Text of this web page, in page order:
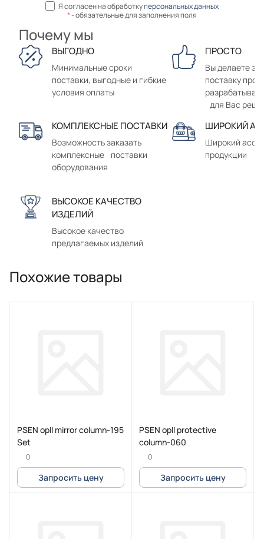
Я согласен на обработкуперсональных данных
*- обязательные для заполнения поля
Почему мы
ВЫГОДНО
Минимальные сроки
поставки, выгодные и гибкие
условия оплаты
ПРОСТО
Вы делаете
поставку
для Вас
КОМПЛЕКСНЫЕ ПОСТАВКИ
Возможность заказать
комплексные поставки
оборудования
ШИРОКИЙ
Широкий
продукции
ВЫСОКОЕ КАЧЕСТВО
ИЗДЕЛИЙ
Высокое качество
предлагаемых изделий
Похожие товары
PSEN opII mirror column-195
Set
0
Запросить цену
PSEN opII protective
column-060
0
Запросить цену